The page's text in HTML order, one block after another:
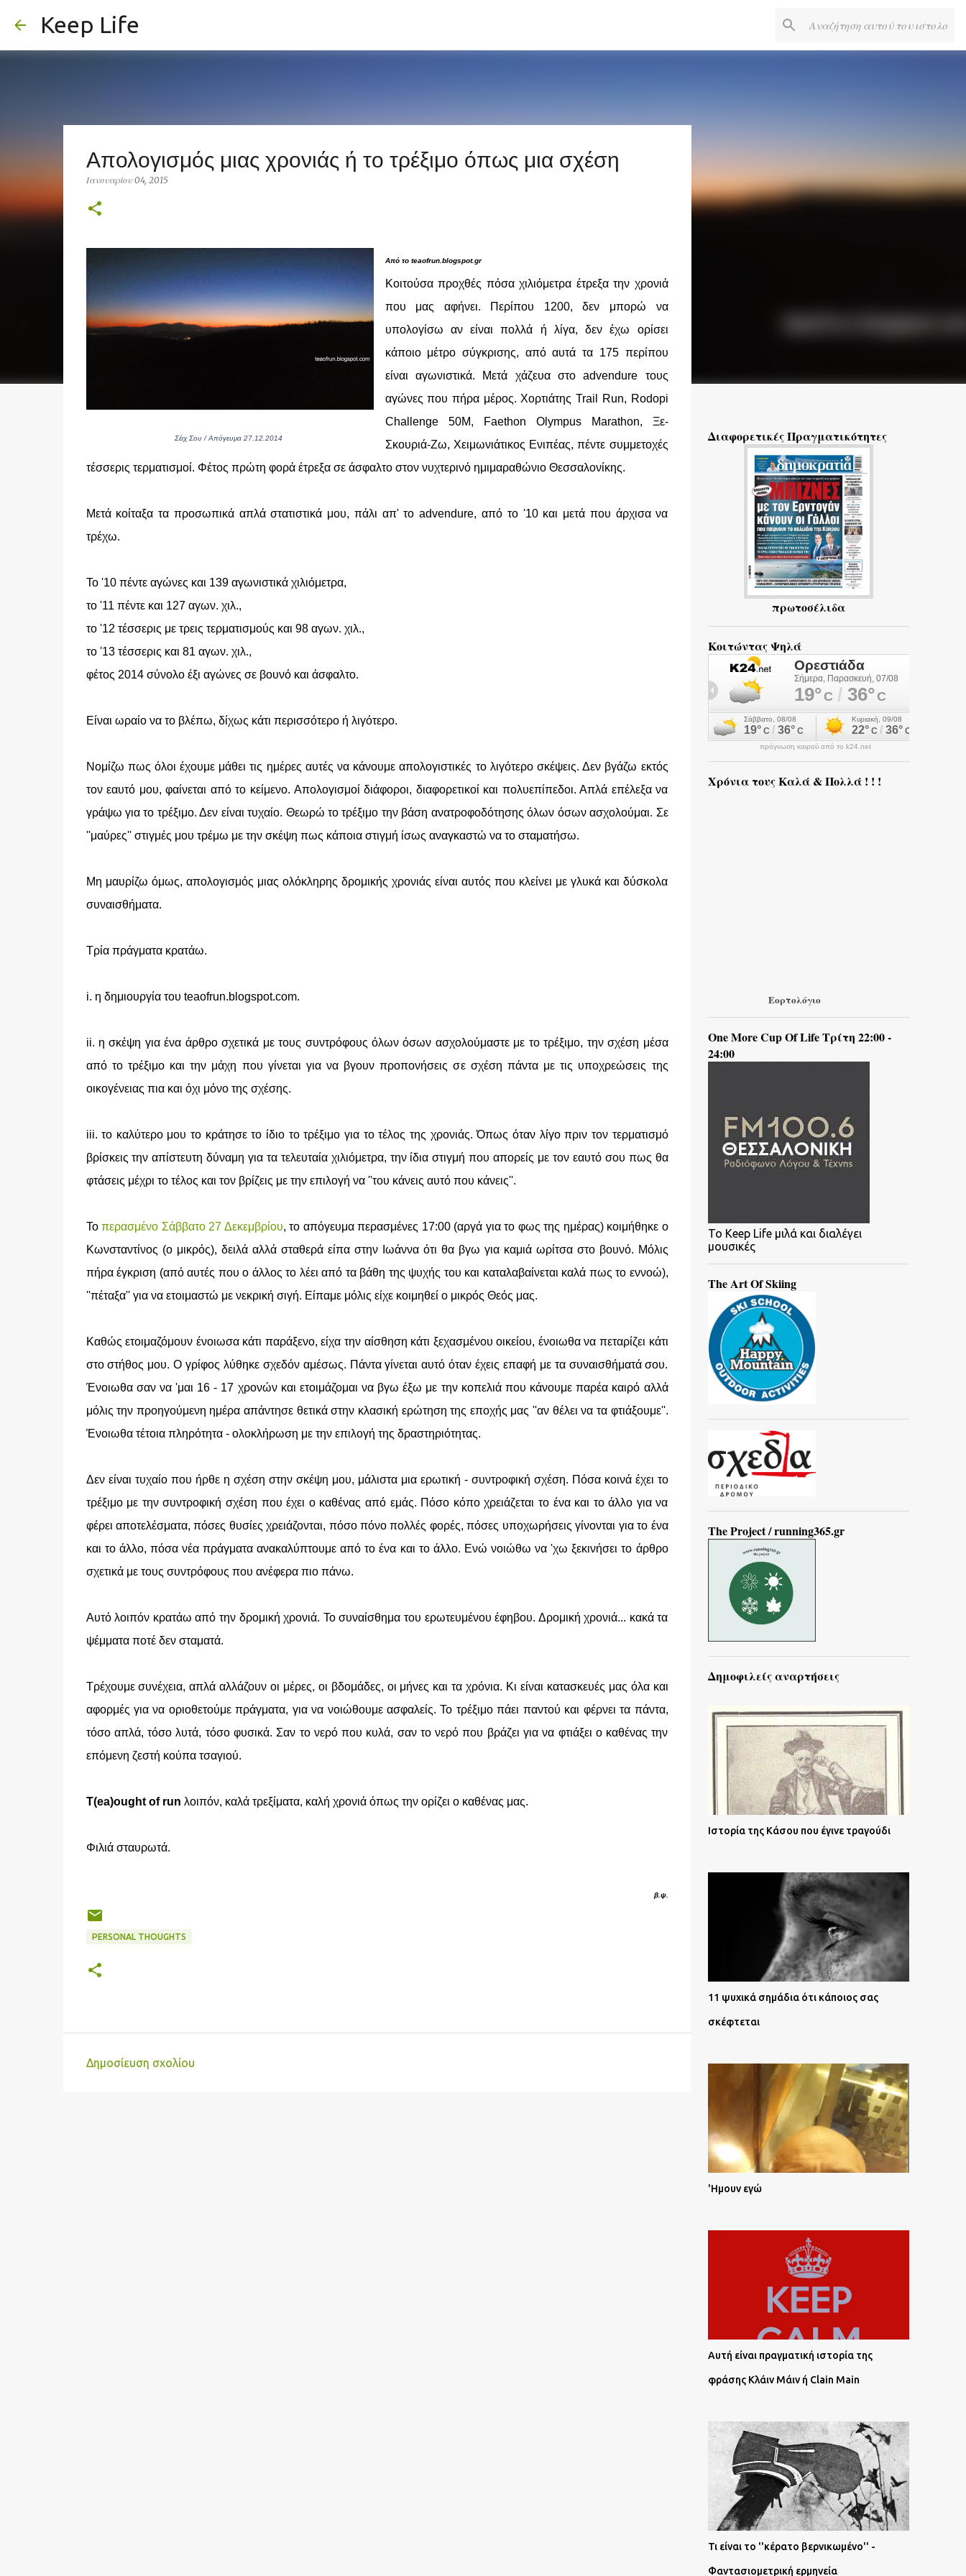
Keep Life
Απολογισμός μιας χρονιάς ή το τρέξιμο όπως μια σχέση
Ιανουαρίου 04, 2015
Σέιχ Σου / Απόγευμα 27.12.2014
Από το teaofrun.blogspot.gr
Κοιτούσα προχθές πόσα χιλιόμετρα έτρεξα την χρονιά
που μας αφήνει. Περίπου 1200, δεν μπορώ να
υπολογίσω αν είναι πολλά ή λίγα, δεν έχω ορίσει
κάποιο μέτρο σύγκρισης, από αυτά τα 175 περίπου
είναι αγωνιστικά. Μετά χάζευα στο advendure τους
αγώνες που πήρα μέρος. Χορτιάτης Trail Run, Rodopi
Challenge 50M, Faethon Olympus Marathon, Ξε-
Σκουριά-Ζω, Χειμωνιάτικος Ενιπέας, πέντε συμμετοχές
τέσσερις τερματισμοί. Φέτος πρώτη φορά έτρεξα σε άσφαλτο στον νυχτερινό ημιμαραθώνιο Θεσσαλονίκης.
Μετά κοίταξα τα προσωπικά απλά στατιστικά μου, πάλι απ' το advendure, από το '10 και μετά που άρχισα να
τρέχω.
Το '10 πέντε αγώνες και 139 αγωνιστικά χιλιόμετρα,
το '11 πέντε και 127 αγων. χιλ.,
το '12 τέσσερις με τρεις τερματισμούς και 98 αγων. χιλ.,
το '13 τέσσερις και 81 αγων. χιλ.,
φέτος 2014 σύνολο έξι αγώνες σε βουνό και άσφαλτο.
Είναι ωραίο να το βλέπω, δίχως κάτι περισσότερο ή λιγότερο.
Νομίζω πως όλοι έχουμε μάθει τις ημέρες αυτές να κάνουμε απολογιστικές το λιγότερο σκέψεις. Δεν βγάζω εκτός
τον εαυτό μου, φαίνεται από το κείμενο. Απολογισμοί διάφοροι, διαφορετικοί και πολυεπίπεδοι. Απλά επέλεξα να
γράψω για το τρέξιμο. Δεν είναι τυχαίο. Θεωρώ το τρέξιμο την βάση ανατροφοδότησης όλων όσων ασχολούμαι. Σε
''μαύρες'' στιγμές μου τρέμω με την σκέψη πως κάποια στιγμή ίσως αναγκαστώ να το σταματήσω.
Μη μαυρίζω όμως, απολογισμός μιας ολόκληρης δρομικής χρονιάς είναι αυτός που κλείνει με γλυκά και δύσκολα
συναισθήματα.
Τρία πράγματα κρατάω.
i. η δημιουργία του teaofrun.blogspot.com.
ii. η σκέψη για ένα άρθρο σχετικά με τους συντρόφους όλων όσων ασχολούμαστε με το τρέξιμο, την σχέση μέσα
από το τρέξιμο και την μάχη που γίνεται για να βγουν προπονήσεις σε σχέση πάντα με τις υποχρεώσεις της
οικογένειας πια και όχι μόνο της σχέσης.
iii. το καλύτερο μου το κράτησε το ίδιο το τρέξιμο για το τέλος της χρονιάς. Όπως όταν λίγο πριν τον τερματισμό
βρίσκεις την απίστευτη δύναμη για τα τελευταία χιλιόμετρα, την ίδια στιγμή που απορείς με τον εαυτό σου πως θα
φτάσεις μέχρι το τέλος και τον βρίζεις με την επιλογή να ''του κάνεις αυτό που κάνεις''.
Το περασμένο Σάββατο 27 Δεκεμβρίου, το απόγευμα περασμένες 17:00 (αργά για το φως της ημέρας) κοιμήθηκε ο
Κωνσταντίνος (ο μικρός), δειλά αλλά σταθερά είπα στην Ιωάννα ότι θα βγω για καμιά ωρίτσα στο βουνό. Μόλις
πήρα έγκριση (από αυτές που ο άλλος το λέει από τα βάθη της ψυχής του και καταλαβαίνεται καλά πως το εννοώ),
''πέταξα'' για να ετοιμαστώ με νεκρική σιγή. Είπαμε μόλις είχε κοιμηθεί ο μικρός Θεός μας.
Καθώς ετοιμαζόμουν ένοιωσα κάτι παράξενο, είχα την αίσθηση κάτι ξεχασμένου οικείου, ένοιωθα να πεταρίζει κάτι
στο στήθος μου. Ο γρίφος λύθηκε σχεδόν αμέσως. Πάντα γίνεται αυτό όταν έχεις επαφή με τα συναισθήματά σου.
Ένοιωθα σαν να 'μαι 16 - 17 χρονών και ετοιμάζομαι να βγω έξω με την κοπελιά που κάνουμε παρέα καιρό αλλά
μόλις την προηγούμενη ημέρα απάντησε θετικά στην κλασική ερώτηση της εποχής μας ''αν θέλει να τα φτιάξουμε''.
Ένοιωθα τέτοια πληρότητα - ολοκλήρωση με την επιλογή της δραστηριότητας.
Δεν είναι τυχαίο που ήρθε η σχέση στην σκέψη μου, μάλιστα μια ερωτική - συντροφική σχέση. Πόσα κοινά έχει το
τρέξιμο με την συντροφική σχέση που έχει ο καθένας από εμάς. Πόσο κόπο χρειάζεται το ένα και το άλλο για να
φέρει αποτελέσματα, πόσες θυσίες χρειάζονται, πόσο πόνο πολλές φορές, πόσες υποχωρήσεις γίνονται για το ένα
και το άλλο, πόσα νέα πράγματα ανακαλύπτουμε από το ένα και το άλλο. Ενώ νοιώθω να 'χω ξεκινήσει το άρθρο
σχετικά με τους συντρόφους που ανέφερα πιο πάνω.
Αυτό λοιπόν κρατάω από την δρομική χρονιά. Το συναίσθημα του ερωτευμένου έφηβου. Δρομική χρονιά... κακά τα
ψέμματα ποτέ δεν σταματά.
Τρέχουμε συνέχεια, απλά αλλάζουν οι μέρες, οι βδομάδες, οι μήνες και τα χρόνια. Κι είναι κατασκευές μας όλα και
αφορμές για να οριοθετούμε πράγματα, για να νοιώθουμε ασφαλείς. Το τρέξιμο πάει παντού και φέρνει τα πάντα,
τόσο απλά, τόσο λυτά, τόσο φυσικά. Σαν το νερό που κυλά, σαν το νερό που βράζει για να φτιάξει ο καθένας την
επόμενη ζεστή κούπα τσαγιού.
T(ea)ought of run λοιπόν, καλά τρεξίματα, καλή χρονιά όπως την ορίζει ο καθένας μας.
Φιλιά σταυρωτά.
β.ψ.
PERSONAL THOUGHTS
Δημοσίευση σχολίου
Διαφορετικές Πραγματικότητες
πρωτοσέλιδα
Κοιτώντας Ψηλά
πρόγνωση καιρού από το k24.net
Χρόνια τους Καλά & Πολλά ! ! !
Εορτολόγιο
One More Cup Of Life Τρίτη 22:00 -
24:00
To Keep Life μιλά και διαλέγει
μουσικές
The Art Of Skiing
The Project / running365.gr
Δημοφιλείς αναρτήσεις
Ιστορία της Κάσου που έγινε τραγούδι
11 ψυχικά σημάδια ότι κάποιος σας
σκέφτεται
'Ημουν εγώ
Αυτή είναι πραγματική ιστορία της
φράσης Κλάιν Μάιν ή Clain Main
Τι είναι το ''κέρατο βερνικωμένο'' -
Φαντασιομετρική ερμηνεία